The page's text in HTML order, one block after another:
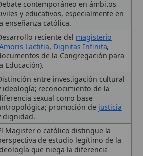
entre investigación cultural
reconocimiento de la
sexual como base
promoción dejusticia
Magisterio católico distingue la
de estudio legítimo de la
que niega la diferencia
y su reciprocidad.
teológico
y alcance del